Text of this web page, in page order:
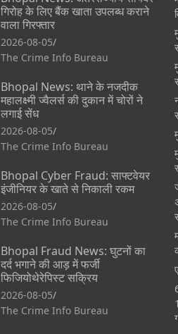
गिरोह के लिए बैंक खाता उपलब्ध कराने
वाला गिरफ्तार
2026-08-05
The Crime Info Bureau
Bhopal News: थाने के नजदीक
महालक्ष्मी ज्वैलर्स की दुकान में चोरों ने
लगाई सेंध
2026-08-05
The Crime Info Bureau
Bhopal Cyber Fraud: साफ्टवेयर
इंजीनियर के खाते से निकाली रकम
2026-08-05
The Crime Info Bureau
Bhopal Fraud News: घुटनों का
दर्द भगाने की आड़ में फर्जी
फिजियोथेरेपिस्ट सक्रिय
2026-08-05
The Crime Info Bureau